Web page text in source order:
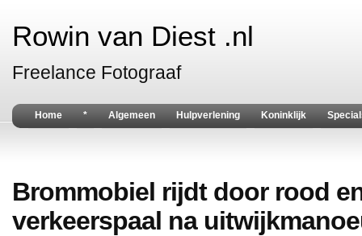
Rowin van Diest .nl
Freelance Fotograaf
Home * Algemeen Hulpverlening Koninklijk
Brommobiel rijdt door rood
verkeerspaal na